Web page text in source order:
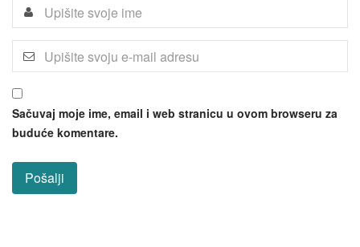
Sačuvaj moje ime, email i web stranicu u ovom browseru za
buduće komentare.